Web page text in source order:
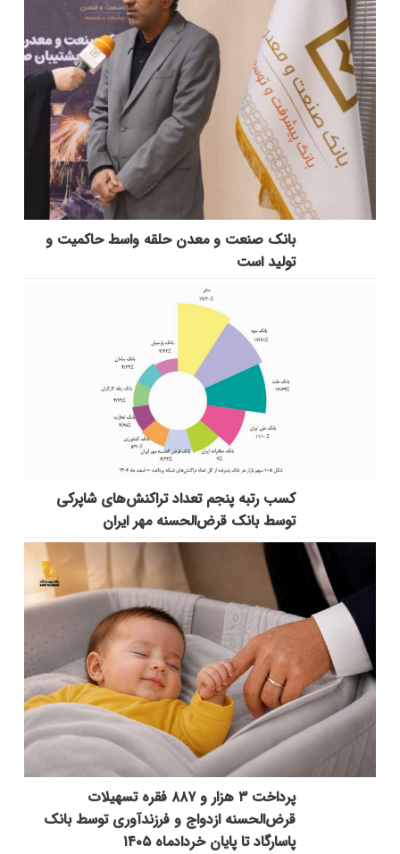
بانك صنعت و معدن حلقه واسط حاكمیت و
تولید است
کسب رتبه پنجم تعداد تراکنش‌های شاپرکی
توسط بانک قرض‌الحسنه مهر ایران
پرداخت ۳ هزار و ۸۸۷ فقره تسهیلات
قرض‌الحسنه ازدواج و فرزندآوری توسط بانک
پاسارگاد تا پایان خردادماه ۱۴۰۵